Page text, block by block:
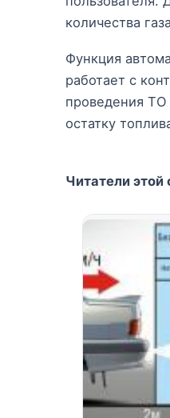
количества
Функция
работает с
проведения ТО
остатку
Читатели этой